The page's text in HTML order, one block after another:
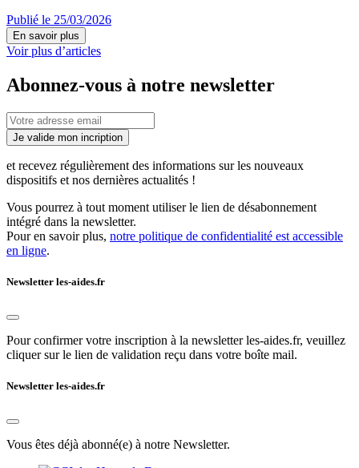
Publié le 25/03/2026
En savoir plus
Voir plus d’articles
Abonnez-vous à notre newsletter
Je valide mon incription
et recevez régulièrement des informations sur les nouveaux
dispositifs et nos dernières actualités !
Vous pourrez à tout moment utiliser le lien de désabonnement
intégré dans la newsletter.
Pour en savoir plus, notre politique de confidentialité est accessible
en ligne.
Newsletter les-aides.fr
Pour confirmer votre inscription à la newsletter les-aides.fr, veuillez
cliquer sur le lien de validation reçu dans votre boîte mail.
Newsletter les-aides.fr
Vous êtes déjà abonné(e) à notre Newsletter.